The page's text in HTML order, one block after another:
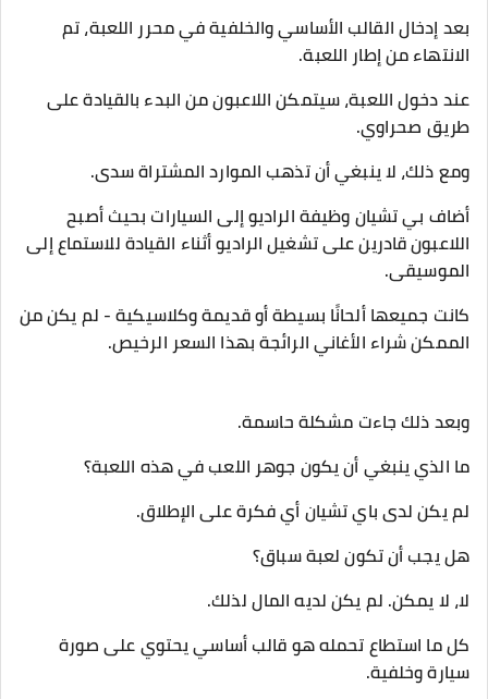
بعد إدخال القالب الأساسي والخلفية في محرر اللعبة، تم
الانتهاء من إطار اللعبة.
عند دخول اللعبة، سيتمكن اللاعبون من البدء بالقيادة على
طريق صحراوي.
ومع ذلك، لا ينبغي أن تذهب الموارد المشتراة سدى.
أضاف بي تشيان وظيفة الراديو إلى السيارات بحيث أصبح
اللاعبون قادرين على تشغيل الراديو أثناء القيادة للاستماع إلى
الموسيقى.
كانت جميعها ألحانًا بسيطة أو قديمة وكلاسيكية - لم يكن من
الممكن شراء الأغاني الرائجة بهذا السعر الرخيص.
وبعد ذلك جاءت مشكلة حاسمة.
ما الذي ينبغي أن يكون جوهر اللعب في هذه اللعبة؟
لم يكن لدى باي تشيان أي فكرة على الإطلاق.
هل يجب أن تكون لعبة سباق؟
لا، لا يمكن. لم يكن لديه المال لذلك.
كل ما استطاع تحمله هو قالب أساسي يحتوي على صورة
سيارة وخلفية.